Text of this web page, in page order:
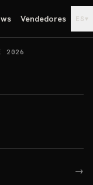
Vendedores ES ▾
2026
→